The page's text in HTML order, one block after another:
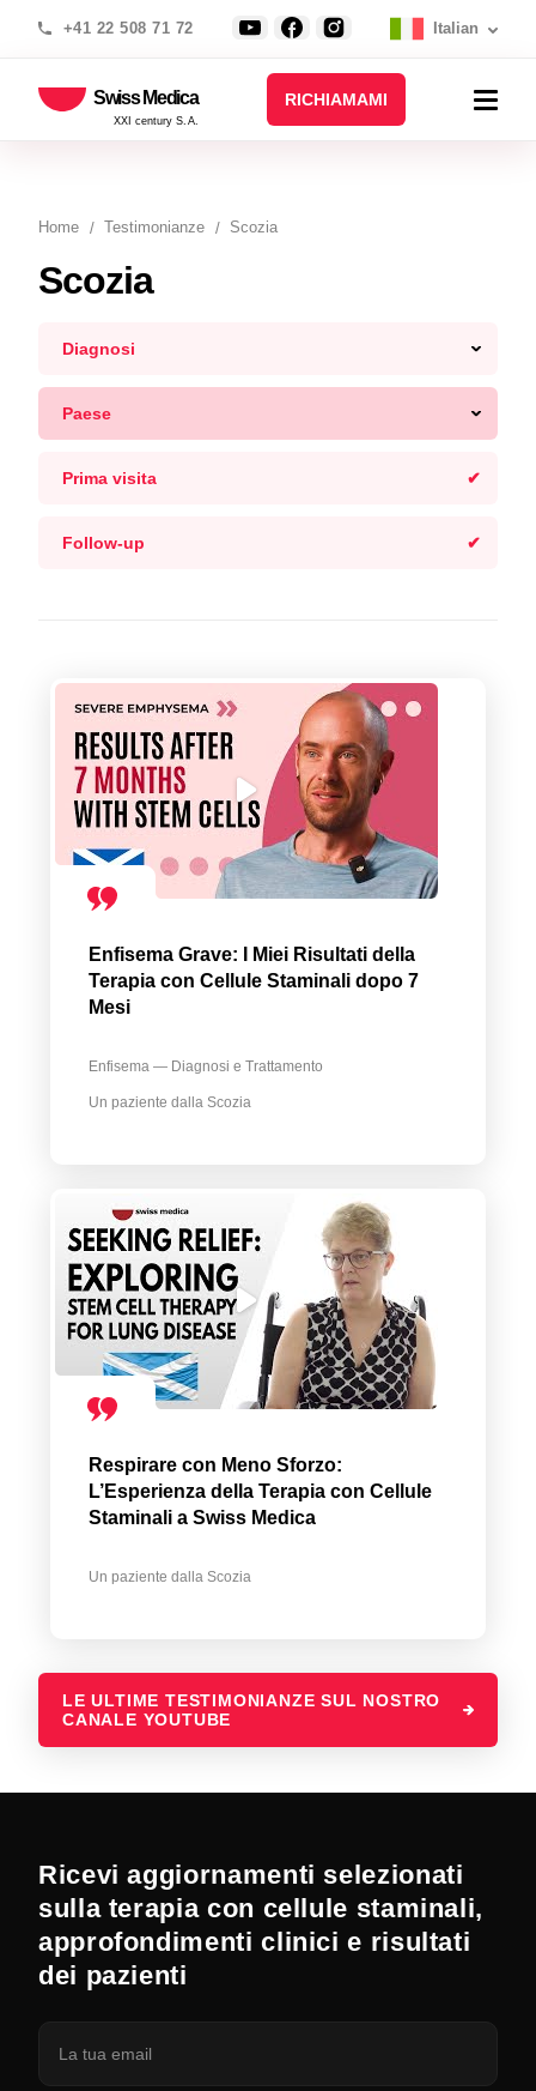
+41 22 508 71 72 Italian
Swiss Medica
XXI century S.A.
RICHIAMAMI
Home Testimonianze Scozia
Scozia
Diagnosi
Paese
Prima visita
Follow-up
Enfisema Grave: I Miei Risultati della
Terapia con Cellule Staminali dopo 7
Mesi
Enfisema — Diagnosi e Trattamento
Un paziente dalla Scozia
Respirare con Meno Sforzo:
L’Esperienza della Terapia con Cellule
Staminali a Swiss Medica
Un paziente dalla Scozia
LE ULTIME TESTIMONIANZE SUL NOSTRO
CANALE YOUTUBE
Ricevi aggiornamenti selezionati
sulla terapia con cellule staminali,
approfondimenti clinici e risultati
dei pazienti